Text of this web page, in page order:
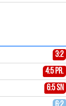
3:2
4:5 pr.
6:5 sn